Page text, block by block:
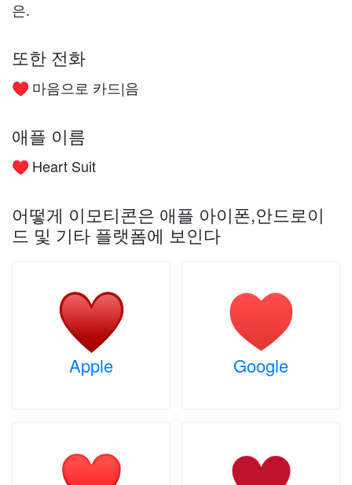
은.
또한 전화
♥️ 마음으로 카드|음
애플 이름
♥️ Heart Suit
어떻게 이모티콘은 애플 아이폰,안드로이
드 및 기타 플랫폼에 보인다
Apple Google